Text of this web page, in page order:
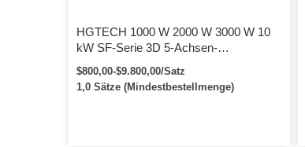
HGTECH 1000 W 2000 W 3000 W 10
kW SF-Serie 3D 5-Achsen-
Laserschneidemaschine Roboter zum
Verkauf
$800,00-$9.800,00/Satz
1,0 Sätze (Mindestbestellmenge)